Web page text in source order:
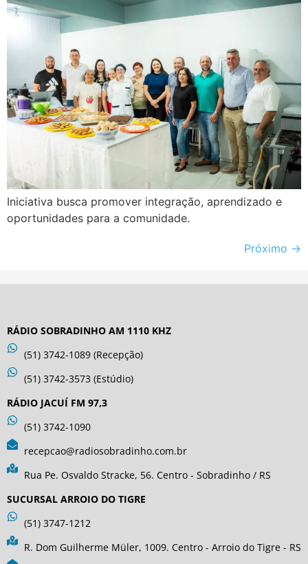
Iniciativa busca promover integração, aprendizado e
oportunidades para a comunidade.
Próximo →
RÁDIO SOBRADINHO AM 1110 KHZ
(51) 3742-1089 (Recepção)
(51) 3742-3573 (Estúdio)
RÁDIO JACUÍ FM 97,3
(51) 3742-1090
recepcao@radiosobradinho.com.br
Rua Pe. Osvaldo Stracke, 56. Centro - Sobradinho / RS
SUCURSAL ARROIO DO TIGRE
(51) 3747-1212
R. Dom Guilherme Müler, 1009. Centro - Arroio do Tigre - RS